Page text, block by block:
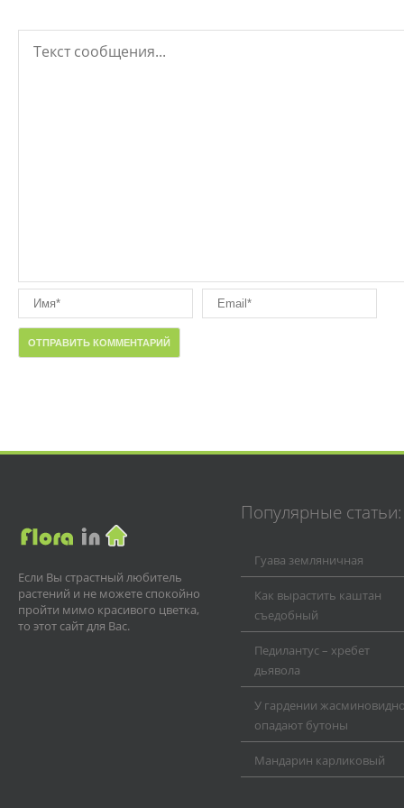
Популярные статьи:
Гуава земляничная
Как вырастить каштан
съедобный
Педилантус – хребет
дьявола
У гардении
опадают бутоны
Мандарин карликовый
Если Вы страстный любитель
растений и не можете спокойно
пройти мимо красивого цветка,
то этот сайт для Вас.